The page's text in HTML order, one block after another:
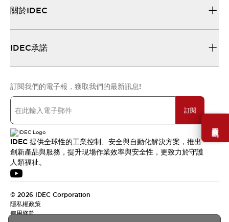
需要幫助嗎？
關於IDEC
IDEC承諾
訂閱我們的電子報，獲取我們的最新訊息!
訂閱
IDEC 提供全球性的工業控制、安全與自動化解決方案，推出
創新產品與服務，提升現場作業效率與安全性，更致力於守護
人類福祉。
© 2026 IDEC Corporation
隱私權政策
使用條款